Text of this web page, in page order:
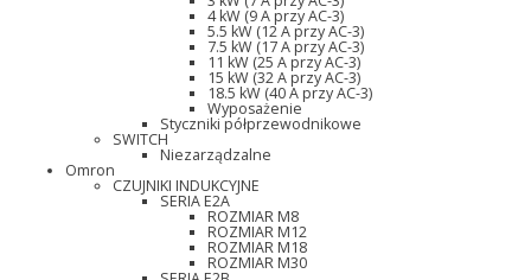
4 kW (9 A przy AC-3)
5.5 kW (12 A przy AC-3)
7.5 kW (17 A przy AC-3)
11 kW (25 A przy AC-3)
15 kW (32 A przy AC-3)
18.5 kW (40 A przy AC-3)
Wyposażenie
Styczniki półprzewodnikowe
SWITCH
Niezarządzalne
Omron
CZUJNIKI INDUKCYJNE
SERIA E2A
ROZMIAR M8
ROZMIAR M12
ROZMIAR M18
ROZMIAR M30